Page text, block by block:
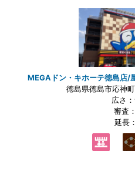
MEGAドン・キホーテ徳島店/
徳島県徳島市応神
広さ：
審査：
延長：